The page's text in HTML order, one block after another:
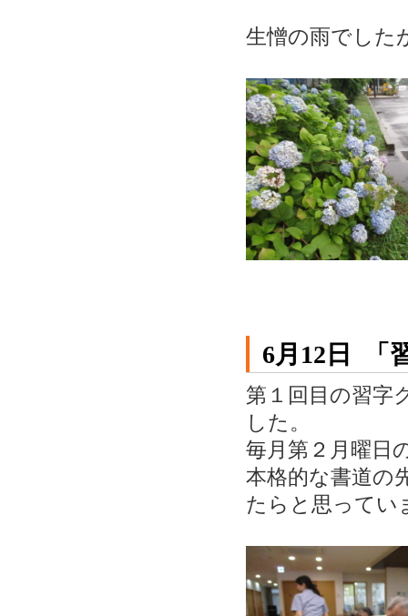
生憎の雨でした
6月12日 「
第１回目の習字
した。
毎月第２月曜日
本格的な書道の
たらと思ってい